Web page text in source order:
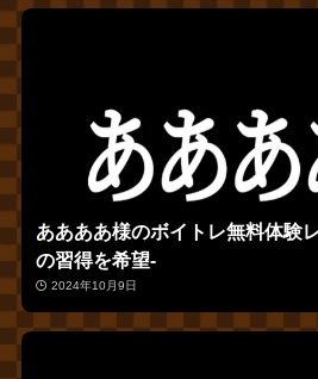
ああああ様のボイトレ無料体験
の習得を希望‐
2024年10月9日